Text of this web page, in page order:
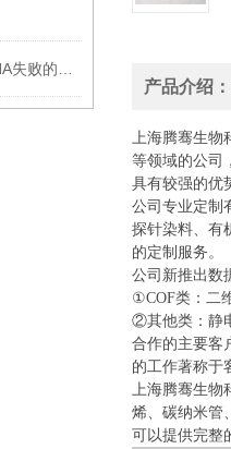
产品介绍：
上海腾骞生物
等领域的公司
具有较强的优
公司专业定制
探针染料、有
的定制服务。
公司新推出数
①COF类：二
②其他类：静
合作的主要客
的工作著称于
上海腾骞生
烯、碳纳米管
可以提供完整